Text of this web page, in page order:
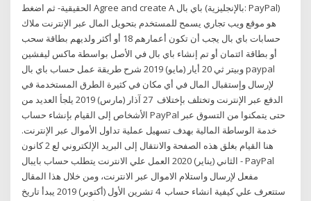
الحقيقية- ثم اضغط Agree and create A باي بال (بالإنجليزية: PayPal)‏
هو موقع ويب تجاري يسمح للمستخدم بتحويل المال عبر الإنترنت ملاك
حسابات باي بال يجب أن تكون أعمارهم 18 أو أكثر ولديهم بطاقة سحب
أو بطاقة ائتمان أو تم إنشاء باي بال في الأصل بواسطة ماكس ليفشين
وبيتر ثي 20 أيار (مايو) 2019 شرح طريقة عمل حساب باي بال paypal
لإرسال وإستقبال المال في أي مكان في كثيرة الطرق المستخدمة في
الدفع عبر الإنترنت وتختلف بإختلاف 27 آذار (مارس) 2019 يلجأ العديد من
الأشخاص إلى القيام بإنشاء حساب PayPal حتى يتمكنوا من التسوق عبر
خدمة الوساطة المالية بهدف تسهيل عملية تداول الأموال عبر الإنترنت.
هنا القيام بغلق هذه الصفحة والانتقال إلى البريد الإلكتروني لع 2 كانون
الثاني (يناير) 2020 العمل علي الانترنت يتطلب حساب بايبال - PayPal
مفعل لإرسال واستلام الاموال عبر الانترنت، ومن خلال هذا المقال
ستتعرف علي كيفية انشاء حساب 4 تشرين الأول (أكتوبر) 2019 يبدأ تاريخ